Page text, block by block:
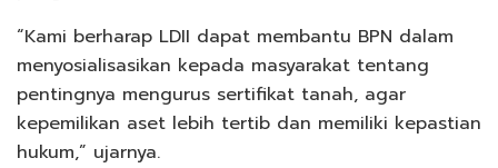
“Kami berharap LDII dapat membantu BPN dalam
menyosialisasikan kepada masyarakat tentang
pentingnya mengurus sertifikat tanah, agar
kepemilikan aset lebih tertib dan memiliki kepastian
hukum,” ujarnya.